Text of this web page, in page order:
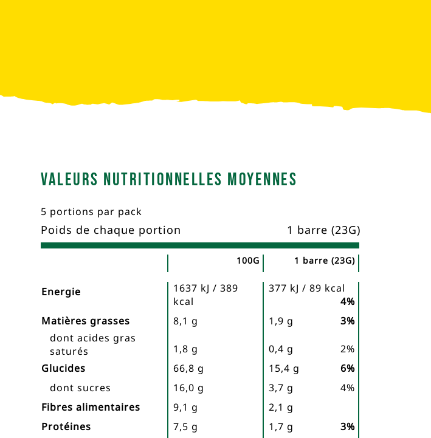
Valeurs nutritionnelles moyennes
5 portions par pack
Poids de chaque portion 1 barre (23G)
Facts
100G 1 barre (23G)
Energie
1637 kJ / 389
kcal
377 kJ / 89 kcal
4%
Matières grasses
8,1 g 1,9 g
3%
dont acides gras
saturés
1,8 g 0,4 g
2%
Glucides
66,8 g 15,4 g
6%
dont sucres
16,0 g 3,7 g
4%
Fibres alimentaires
9,1 g
2,1 g
Protéines
7,5 g 1,7 g
3%